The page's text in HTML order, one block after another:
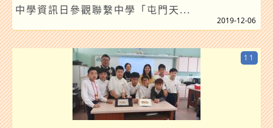
中學資訊日參觀聯繫中學「屯門天...
2019-12-06
11